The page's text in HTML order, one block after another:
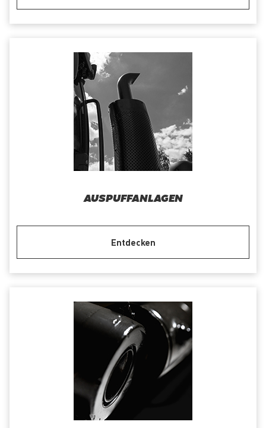
AUSPUFFANLAGEN
Entdecken